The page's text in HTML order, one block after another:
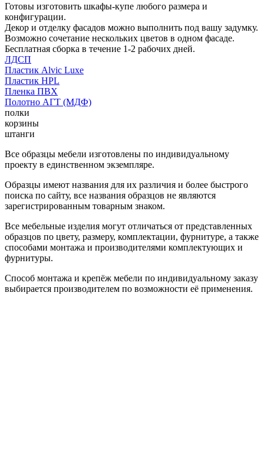
Готовы изготовить шкафы-купе любого размера и
конфигурации.
Декор и отделку фасадов можно выполнить под вашу задумку.
Возможно сочетание нескольких цветов в одном фасаде.
Бесплатная сборка в течение 1-2 рабочих дней.
ЛДСП
Пластик Alvic Luxe
Пластик HPL
Пленка ПВХ
Полотно АГТ (МДФ)
полки
корзины
штанги
Все образцы мебели изготовлены по индивидуальному
проекту в единственном экземпляре.
Образцы имеют названия для их различия и более быстрого
поиска по сайту, все названия образцов не являются
зарегистрированным товарным знаком.
Все мебельные изделия могут отличаться от представленных
образцов по цвету, размеру, комплектации, фурнитуре, а также
способами монтажа и производителями комплектующих и
фурнитуры.
Способ монтажа и крепёж мебели по индивидуальному заказу
выбирается производителем по возможности её применения.